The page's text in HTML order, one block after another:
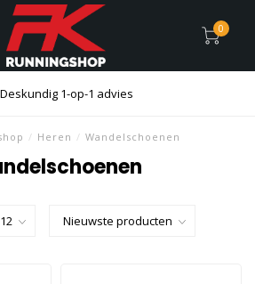
0
Deskundig 1-op-1 advies
/ Heren / Wandelschoenen